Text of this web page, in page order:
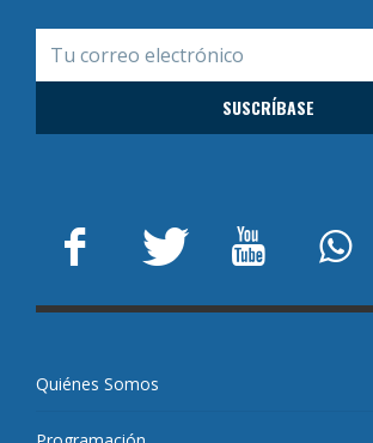
Quiénes Somos